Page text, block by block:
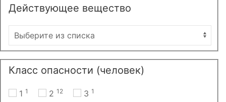
Действующее вещество
Класс опасности (человек)
1 1 2 12 3 1